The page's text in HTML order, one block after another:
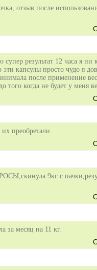
отзыв после
результат 12 часа я ни
капсулы просто чудо я
после применение
когда не будет у меня
преобретали
а 9кг с
за месяц на 11 кг.